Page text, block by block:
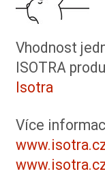
Vhodnost
ISOTRA
Isotra
Více